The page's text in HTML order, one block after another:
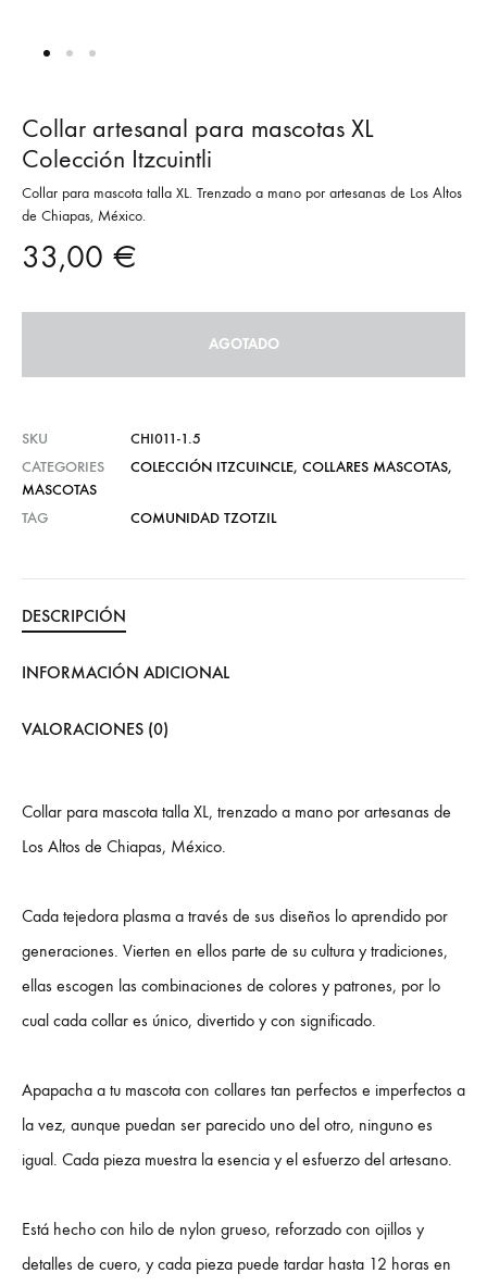
Collar artesanal para mascotas XL
Colección Itzcuintli
Collar para mascota talla XL. Trenzado a mano por artesanas de Los Altos
de Chiapas, México.
33,00 €
AGOTADO
SKU
CHI011-1.5
CATEGORIES
COLECCIÓN ITZCUINCLE, COLLARES MASCOTAS,
MASCOTAS
TAG
COMUNIDAD TZOTZIL
DESCRIPCIÓN
INFORMACIÓN ADICIONAL
VALORACIONES (0)
Collar para mascota talla XL, trenzado a mano por artesanas de
Los Altos de Chiapas, México.
Cada tejedora plasma a través de sus diseños lo aprendido por
generaciones. Vierten en ellos parte de su cultura y tradiciones,
ellas escogen las combinaciones de colores y patrones, por lo
cual cada collar es único, divertido y con significado.
Apapacha a tu mascota con collares tan perfectos e imperfectos a
la vez, aunque puedan ser parecido uno del otro, ninguno es
igual. Cada pieza muestra la esencia y el esfuerzo del artesano.
Está hecho con hilo de nylon grueso, reforzado con ojillos y
detalles de cuero, y cada pieza puede tardar hasta 12 horas en